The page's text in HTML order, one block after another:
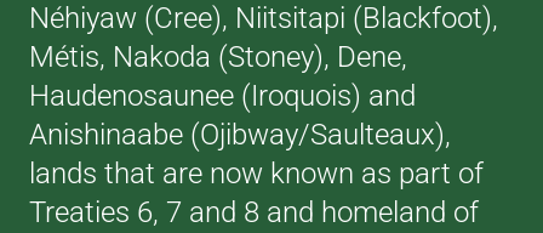
Néhiyaw (Cree), Niitsitapi (Blackfoot),
Métis, Nakoda (Stoney), Dene,
Haudenosaunee (Iroquois) and
Anishinaabe (Ojibway/Saulteaux),
lands that are now known as part of
Treaties 6, 7 and 8 and homeland of